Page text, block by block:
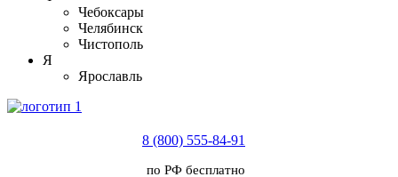
Чебоксары
Челябинск
Чистополь
Я
Ярославль
8 (800) 555-84-91
по РФ бесплатно